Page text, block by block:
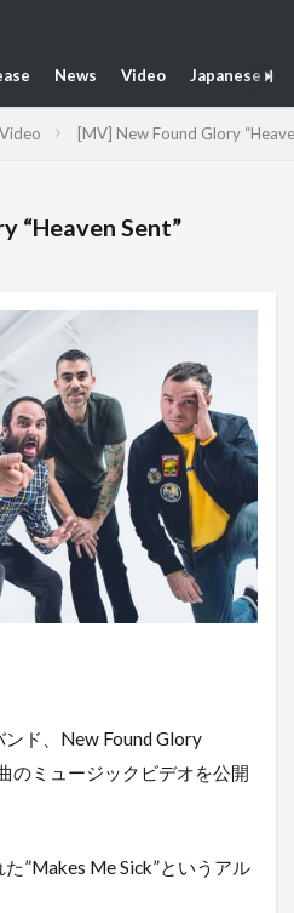
News Video Japanese
[MV] New Found Glory
“Heaven Sent”
ド、New Found Glory
のミュージックビデオを公開
”Makes Me Sick”というアル